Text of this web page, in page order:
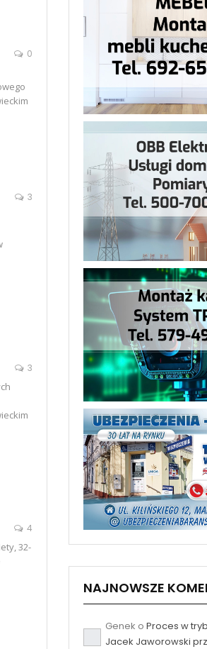
0
3
3
4
32-
NAJNOWSZE
Genek o Proces w
Jacek Jaworowski